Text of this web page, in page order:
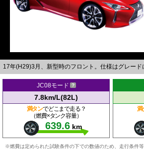
17年(H29)3月、新型時のフロント。仕様はグレード
JC08モード
7.8km/L(82L)
満タンでどこまで走る？
（燃費×タンク容量）
639.6 km
満
※燃費は定められた試験条件の下での数値のため、走行条件